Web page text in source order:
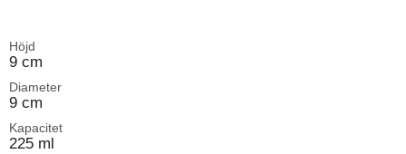
Höjd
9 cm
Diameter
9 cm
Kapacitet
225 ml